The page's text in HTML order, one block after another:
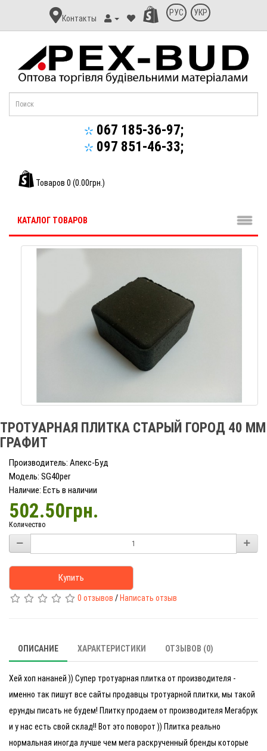
Контакт
Апекс-
Контакты
РУС УКР
067 185-36-97;
097 851-46-33;
Товаров 0 (0.00грн.)
КАТАЛОГ ТОВАРОВ
ТРОТУАРНАЯ ПЛИТКА СТАРЫЙ ГОРОД 40 ММ
ГРАФИТ
Производитель: Апекс-Буд
Модель: SG40per
Наличие: Есть в наличии
502.50грн.
Количество
Купить
0 отзывов / Написать отзыв
ОПИСАНИЕ ХАРАКТЕРИСТИКИ ОТЗЫВОВ (0)
Хей хоп нананей )) Супер тротуарная плитка от производителя -
именно так пишут все сайты продавцы тротуарной плитки, мы такой
ерунды писать не будем! Плитку продаем от производителя Мегабрук
и у нас есть свой склад!! Вот это поворот )) Плитка реально
нормальная иногда лучше чем мега раскрученный бренды которые